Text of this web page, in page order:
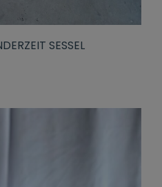
SESSEL